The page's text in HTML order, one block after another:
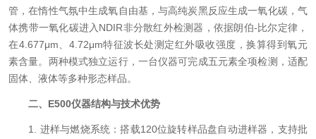
管，在惰性气氛中生成氧自由基，与高纯炭黑反应生成一氧化碳，气
体携带一氧化碳进入NDIR非分散红外检测器，依据朗伯-比尔定律，
在4.677μm、4.72μm特征波长处测定红外吸收强度，换算得到氧元
素含量。两种模式独立运行，一台仪器可完成五元素全项检测，适配
固体、液体等多种形态样品。
二、E500仪器结构与技术优势
1. 进样与燃烧系统：搭载120位旋转样品盘自动进样器，支持批